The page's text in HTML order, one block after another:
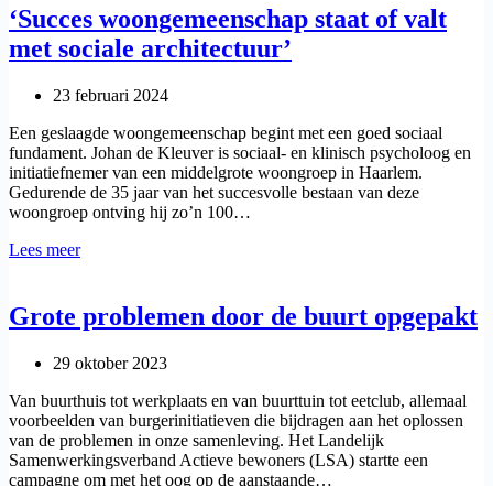
Themamiddag
‘Bouwen
aan
bloeiende
‘Succes woongemeenschap staat of valt
met sociale architectuur’
23 februari 2024
Een geslaagde woongemeenschap begint met een goed sociaal
fundament. Johan de Kleuver is sociaal- en klinisch psycholoog en
initiatiefnemer van een middelgrote woongroep in Haarlem.
Gedurende de 35 jaar van het succesvolle bestaan van deze
woongroep ontving hij zo’n 100…
Lees meer‘Succes
valt
sociale
Grote problemen door de buurt opgepakt
29 oktober 2023
Van buurthuis tot werkplaats en van buurttuin tot eetclub, allemaal
voorbeelden van burgerinitiatieven die bijdragen aan het oplossen
van de problemen in onze samenleving. Het Landelijk
Samenwerkingsverband Actieve bewoners (LSA) startte een
campagne om met het oog op de aanstaande…